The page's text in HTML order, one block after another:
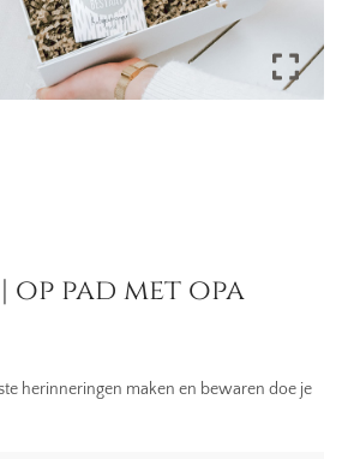
op pad met opa
herinneringen maken en bewaren doe je